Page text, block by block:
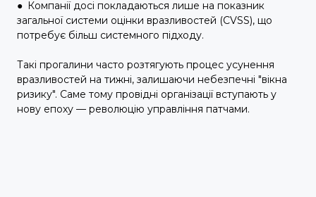
● Компанії досі покладаються лише на показник
загальної системи оцінки вразливостей (CVSS), що
потребує більш системного підходу.
Такі прогалини часто розтягують процес усунення
вразливостей на тижні, залишаючи небезпечні "вікна
ризику". Саме тому провідні організації вступають у
нову епоху — революцію управління патчами.